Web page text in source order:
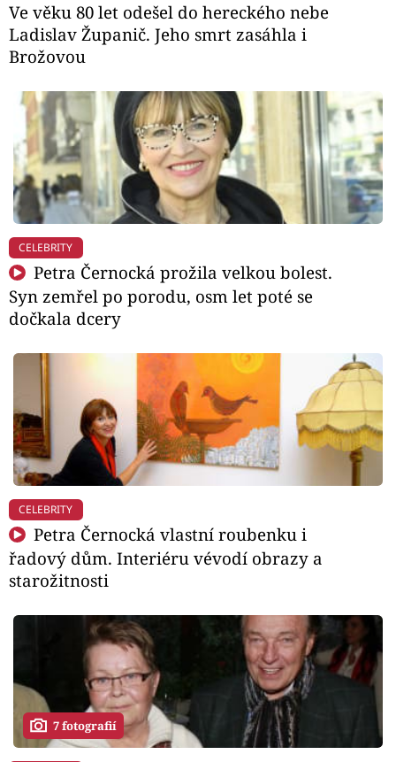
Ve věku 80 let odešel do hereckého nebe
Ladislav Županič. Jeho smrt zasáhla i
Brožovou
CELEBRITY
Petra Černocká prožila velkou bolest.
Syn zemřel po porodu, osm let poté se
dočkala dcery
CELEBRITY
Petra Černocká vlastní roubenku i
řadový dům. Interiéru vévodí obrazy a
starožitnosti
7 fotografií